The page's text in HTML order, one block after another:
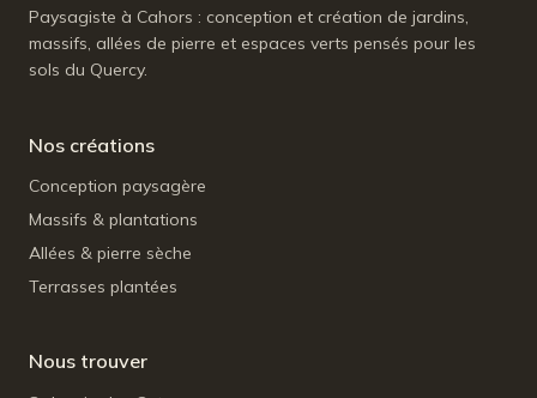
Paysagiste à Cahors : conception et création de jardins,
massifs, allées de pierre et espaces verts pensés pour les
sols du Quercy.
Nos créations
Conception paysagère
Massifs & plantations
Allées & pierre sèche
Terrasses plantées
Nous trouver